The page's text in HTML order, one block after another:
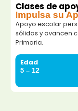
Clases de
Impulsa su
Apoyo escolar
sólidas y avancen
Primaria.
Edad
5 – 12